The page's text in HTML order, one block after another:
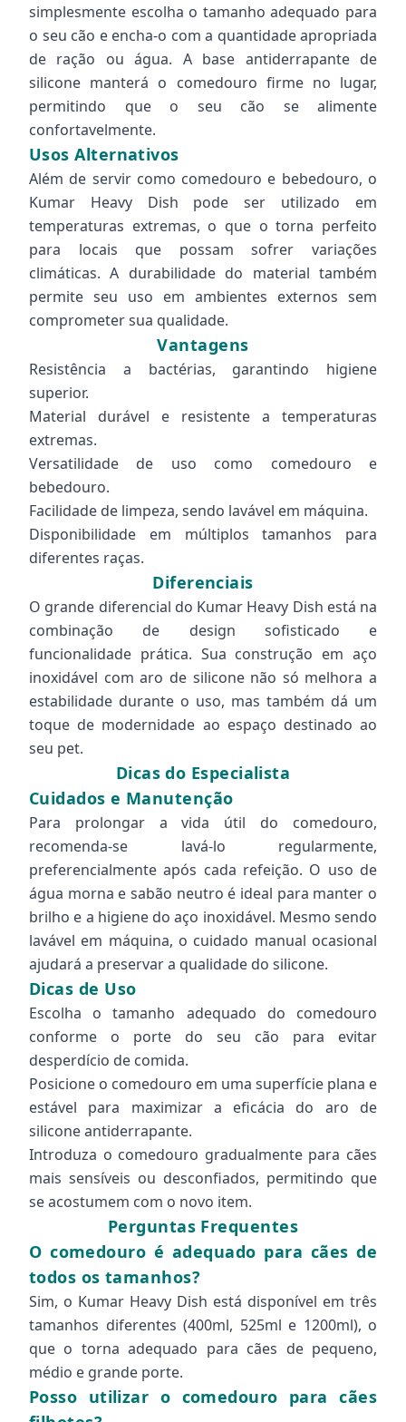
simplesmente escolha o tamanho adequado para
o seu cão e encha-o com a quantidade apropriada
de ração ou água. A base antiderrapante de
silicone manterá o comedouro firme no lugar,
permitindo que o seu cão se alimente
confortavelmente.
Usos Alternativos
Além de servir como comedouro e bebedouro, o
Kumar Heavy Dish pode ser utilizado em
temperaturas extremas, o que o torna perfeito
para locais que possam sofrer variações
climáticas. A durabilidade do material também
permite seu uso em ambientes externos sem
comprometer sua qualidade.
Vantagens
Resistência a bactérias, garantindo higiene
superior.
Material durável e resistente a temperaturas
extremas.
Versatilidade de uso como comedouro e
bebedouro.
Facilidade de limpeza, sendo lavável em máquina.
Disponibilidade em múltiplos tamanhos para
diferentes raças.
Diferenciais
O grande diferencial do Kumar Heavy Dish está na
combinação de design sofisticado e
funcionalidade prática. Sua construção em aço
inoxidável com aro de silicone não só melhora a
estabilidade durante o uso, mas também dá um
toque de modernidade ao espaço destinado ao
seu pet.
Dicas do Especialista
Cuidados e Manutenção
Para prolongar a vida útil do comedouro,
recomenda-se lavá-lo regularmente,
preferencialmente após cada refeição. O uso de
água morna e sabão neutro é ideal para manter o
brilho e a higiene do aço inoxidável. Mesmo sendo
lavável em máquina, o cuidado manual ocasional
ajudará a preservar a qualidade do silicone.
Dicas de Uso
Escolha o tamanho adequado do comedouro
conforme o porte do seu cão para evitar
desperdício de comida.
Posicione o comedouro em uma superfície plana e
estável para maximizar a eficácia do aro de
silicone antiderrapante.
Introduza o comedouro gradualmente para cães
mais sensíveis ou desconfiados, permitindo que
se acostumem com o novo item.
Perguntas Frequentes
O comedouro é adequado para cães de
todos os tamanhos?
Sim, o Kumar Heavy Dish está disponível em três
tamanhos diferentes (400ml, 525ml e 1200ml), o
que o torna adequado para cães de pequeno,
médio e grande porte.
Posso utilizar o comedouro para cães